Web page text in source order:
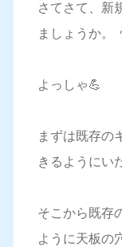
さてさて、新
ましょうか。
よっしゃ💪
まずは既存の
きるようにい
そこから既存
ように天板の